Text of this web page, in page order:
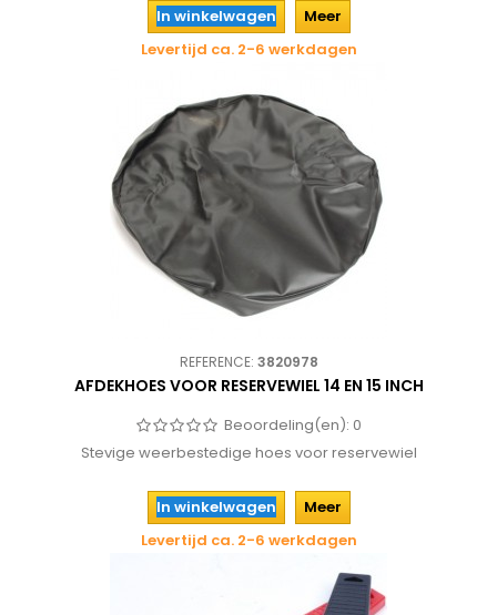
In winkelwagen
Meer
Levertijd ca. 2-6 werkdagen
REFERENCE: 3820978
AFDEKHOES VOOR RESERVEWIEL 14 EN 15 INCH
Beoordeling(en): 0
Stevige weerbestedige hoes voor reservewiel
In winkelwagen
Meer
Levertijd ca. 2-6 werkdagen